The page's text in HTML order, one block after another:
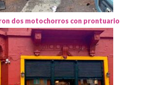
dos motochorros con prontuario